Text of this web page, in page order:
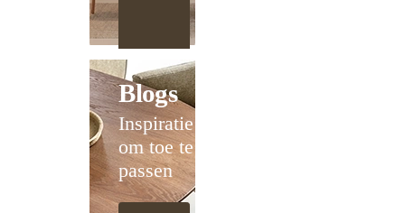
Blogs
Inspiratie
om toe te
passen